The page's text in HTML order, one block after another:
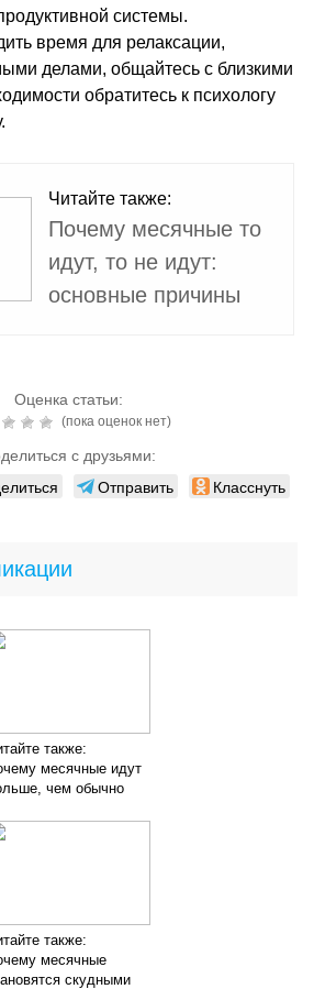
системы.
время для релаксации,
делами, общайтесь с близкими
обратитесь к психологу
Читайте также:
Почему месячные то
идут, то не идут:
основные причины
Оценка статьи:
(пока оценок нет)
с друзьями:
Отправить Класснуть
также:
месячные идут
чем обычно
также:
месячные
скудными